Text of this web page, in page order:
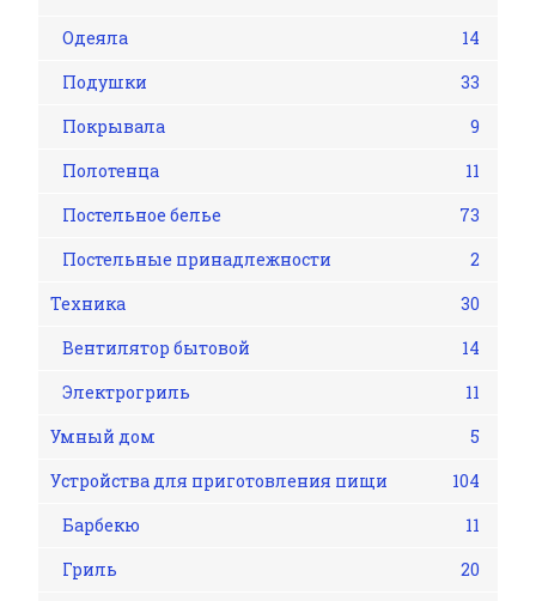
Одеяла
14
Подушки
33
Покрывала
9
Полотенца
11
Постельное белье
73
Постельные принадлежности
2
Техника
30
Вентилятор бытовой
14
Электрогриль
11
Умный дом
5
Устройства для приготовления пищи
104
Барбекю
11
Гриль
20